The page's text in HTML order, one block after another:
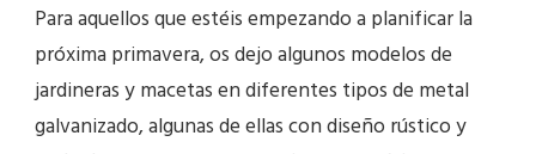
Para aquellos que estéis empezando a planificar la
próxima primavera, os dejo algunos modelos de
jardineras y macetas en diferentes tipos de metal
galvanizado, algunas de ellas con diseño rústico y